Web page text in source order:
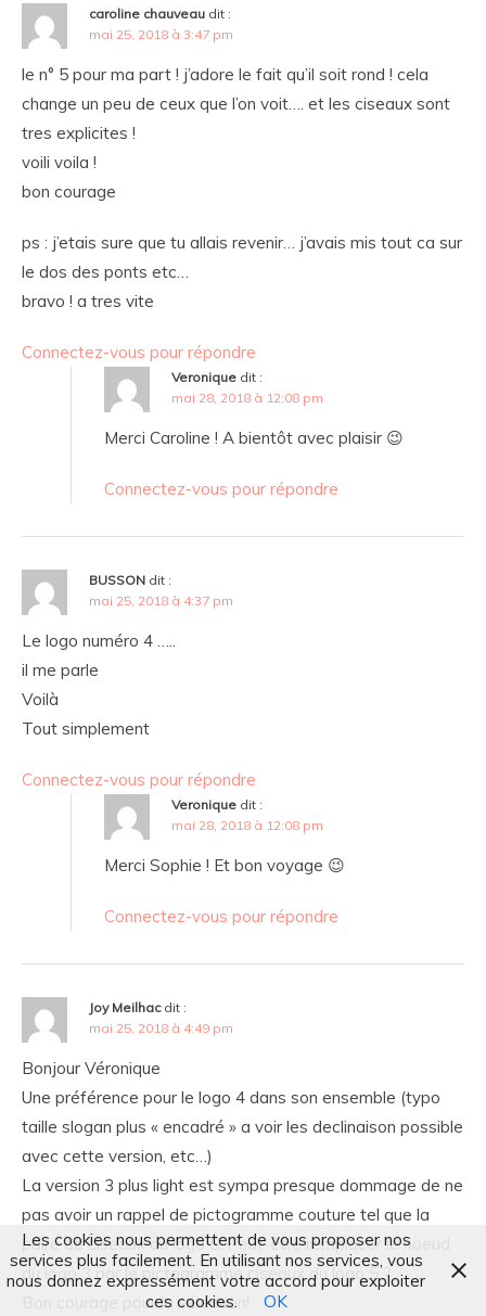
caroline chauveau dit :
mai 25, 2018 à 3:47 pm
le n° 5 pour ma part ! j’adore le fait qu’il soit rond ! cela
change un peu de ceux que l’on voit…. et les ciseaux sont
tres explicites !
voili voila !
bon courage
ps : j’etais sure que tu allais revenir… j’avais mis tout ca sur
le dos des ponts etc…
bravo ! a tres vite
Connectez-vous pour répondre
Veronique dit :
mai 28, 2018 à 12:08 pm
Merci Caroline ! A bientôt avec plaisir 😉
Connectez-vous pour répondre
BUSSON dit :
mai 25, 2018 à 4:37 pm
Le logo numéro 4 …..
il me parle
Voilà
Tout simplement
Connectez-vous pour répondre
Veronique dit :
mai 28, 2018 à 12:08 pm
Merci Sophie ! Et bon voyage 😉
Connectez-vous pour répondre
Joy Meilhac dit :
mai 25, 2018 à 4:49 pm
Bonjour Véronique
Une préférence pour le logo 4 dans son ensemble (typo
taille slogan plus « encadré » a voir les declinaison possible
avec cette version, etc…)
La version 3 plus light est sympa presque dommage de ne
pas avoir un rappel de pictogramme couture tel que la
paire de ciseaux du logo 5. Peut-être remplacer le noeud
du logo 3 par le pictogramme ciseaux du logo 5 ?
Bon courage pour la sélection!
Les cookies nous permettent de vous proposer nos
services plus facilement. En utilisant nos services, vous
nous donnez expressément votre accord pour exploiter
ces cookies.
OK